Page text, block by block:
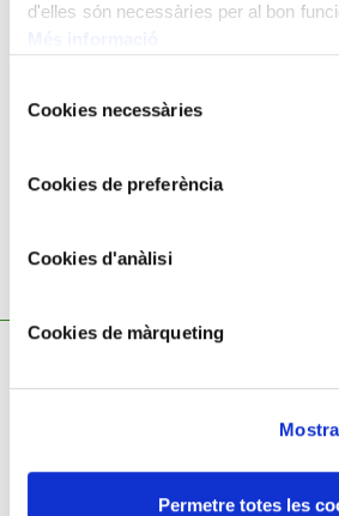
d'elles són necessàries per al bon
deCookies necessàries
Cookies de preferència
Cookies d'anàlisi
Cookies de màrqueting
Permetre totes les